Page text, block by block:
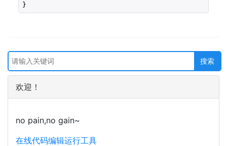
}
欢迎！
no pain,no gain~
在线代码编辑运行工具